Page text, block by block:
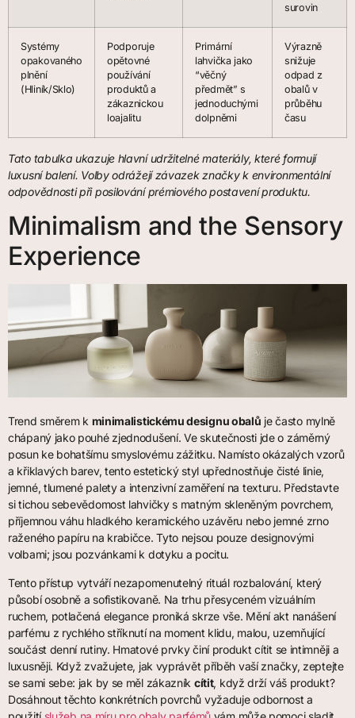
surovin
Systémy
opakovaného
plnění
(Hliník/Sklo)
Podporuje
opětovné
používání
produktů a
zákaznickou
loajalitu
Primární
lahvička jako
“věčný
předmět” s
jednoduchými
dolpněmi
Výrazně
snižuje
odpad z
obalů v
průběhu
času
Tato tabulka ukazuje hlavní udržitelné materiály, které formují
luxusní balení. Volby odrážejí závazek značky k environmentální
odpovědnosti při posilování prémiového postavení produktu.
Minimalism and the Sensory
Experience
Trend směrem k minimalistickému designu obalů je často mylně
chápaný jako pouhé zjednodušení. Ve skutečnosti jde o záměrný
posun ke bohatšímu smyslovému zážitku. Namísto okázalých vzorů
a křiklavých barev, tento estetický styl upřednostňuje čisté linie,
jemné, tlumené palety a intenzivní zaměření na texturu. Představte
si tichou sebevědomost lahvičky s matným skleněným povrchem,
příjemnou váhu hladkého keramického uzávěru nebo jemné zrno
raženého papíru na krabičce. Tyto nejsou pouze designovými
volbami; jsou pozvánkami k dotyku a pocitu.
Tento přístup vytváří nezapomenutelný rituál rozbalování, který
působí osobně a sofistikovaně. Na trhu přesyceném vizuálním
ruchem, potlačená elegance proniká skrze vše. Mění akt nanášení
parfému z rychlého stříknutí na moment klidu, malou, uzemňující
součást denní rutiny. Hmatové prvky činí produkt cítit se intimněji a
luxusněji. Když zvažujete, jak vyprávět příběh vaší značky, zeptejte
se sami sebe: jak by se měl zákazník cítit, když drží váš produkt?
Dosáhnout těchto konkrétních povrchů vyžaduje odbornost a